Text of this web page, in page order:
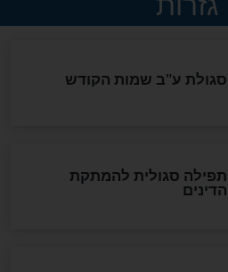
החשאי של טראמפ
בלי שקיפות ועם הרבה
שנחשף
מוסקבה: כתב היד
הרשב"ם התגלה